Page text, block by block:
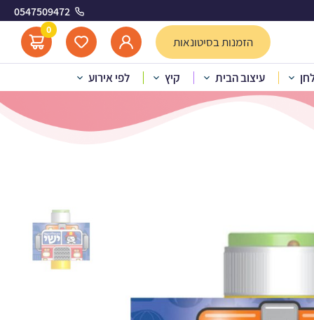
0547509472
הזמנות בסיטונאות
0
עיצוב הבית קיץ לפי אירוע
ההצלה
סבון – כבאית ההצלה